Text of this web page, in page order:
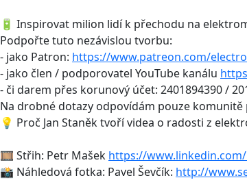
🔋 Inspirovat milion lidí k přechodu na
Podpořte tuto nezávislou tvorbu:
- jako Patron: https://www.patreon.com/
- jako člen / podporovatel YouTube kanálu
- či darem přes korunový účet: 2401894390 /
Na drobné dotazy odpovídám pouze
💡 Proč Jan Staněk tvoří videa o radosti z
🎞 Střih: Petr Mašek https://
📸 Náhledová fotka: Pavel Ševčík: http://